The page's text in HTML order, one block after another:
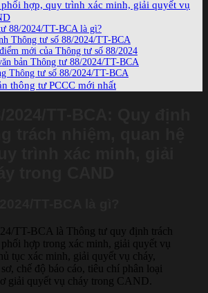
hợp, quy trình xác minh, giải quyết vụ
88/2024/TT-BCA là gì?
Thông tư số 88/2024/TT-BCA
mới của Thông tư số 88/2024
bản Thông tư 88/2024/TT-BCA
Thông tư số 88/2024/TT-BCA
thông tư PCCC mới nhất
TT-BCA là Thông tư quy định trách
hợp trong xác minh, giải quyết vụ
tục xác minh, giải quyết vụ cháy,
chế độ báo cáo, tiêu chí phân loại
giải quyết vụ cháy trong CAND.